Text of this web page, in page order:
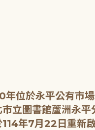
年位於永平公有市
立圖書館蘆洲永平
年7月22日重新